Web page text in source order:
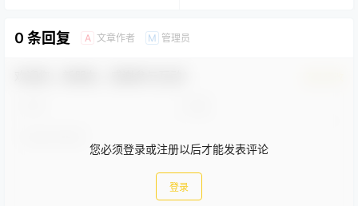
0 条回复 A 文章作者 M 管理员
您必须登录或注册以后才能发表评论
登录